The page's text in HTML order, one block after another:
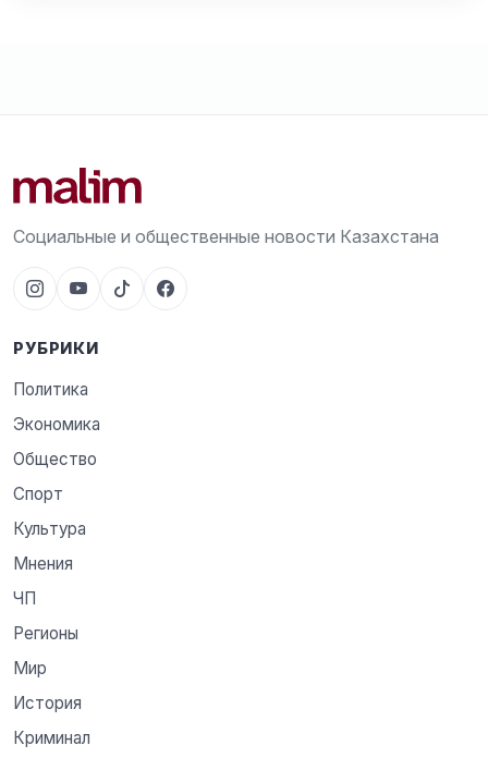
Социальные и общественные новости Казахстана
РУБРИКИ
Политика
Экономика
Общество
Спорт
Культура
Мнения
ЧП
Регионы
Мир
История
Криминал